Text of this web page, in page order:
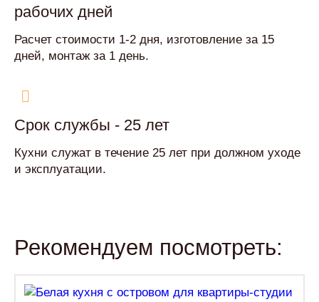
рабочих дней
Расчет стоимости 1-2 дня, изготовление за 15
дней, монтаж за 1 день.
Срок службы - 25 лет
Кухни служат в течение 25 лет при должном уходе
и эксплуатации.
Рекомендуем посмотреть: